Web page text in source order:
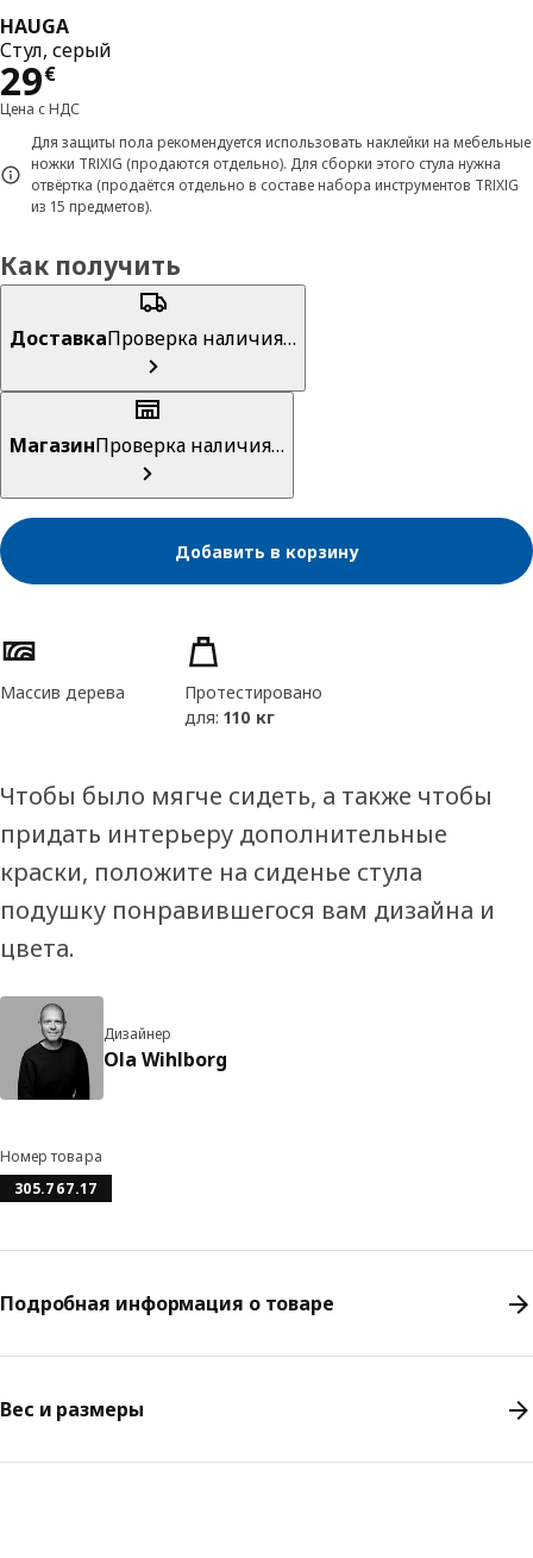
HAUGA
Стул, серый
29€
Цена 29€
Цена с НДС
Для защиты пола рекомендуется использовать наклейки на мебельные
ножки TRIXIG (продаются отдельно). Для сборки этого стула нужна
отвёртка (продаётся отдельно в составе набора инструментов TRIXIG
из 15 предметов).
Как получить
ДоставкаПроверка наличия…
МагазинПроверка наличия…
Добавить в корзину
Характеристики товара
Массив дерева
Протестировано
для: 110 кг
Чтобы было мягче сидеть, а также чтобы
придать интерьеру дополнительные
краски, положите на сиденье стула
подушку понравившегося вам дизайна и
цвета.
Дизайнер
Ola Wihlborg
Номер товара
305.767.17
Подробная информация о товаре
Вес и размеры